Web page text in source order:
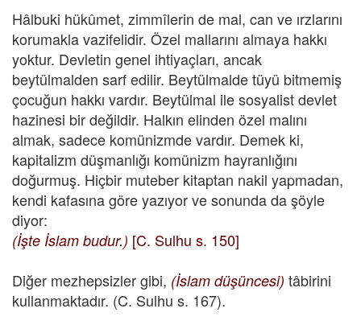
Hâlbuki hükûmet, zimmîlerin de mal, can ve ırzlarını
korumakla vazifelidir. Özel mallarını almaya hakkı
yoktur. Devletin genel ihtiyaçları, ancak
beytülmalden sarf edilir. Beytülmalde tüyü bitmemiş
çocuğun hakkı vardır. Beytülmal ile sosyalist devlet
hazinesi bir değildir. Halkın elinden özel malını
almak, sadece komünizmde vardır. Demek ki,
kapitalizm düşmanlığı komünizm hayranlığını
doğurmuş. Hiçbir muteber kitaptan nakil yapmadan,
kendi kafasına göre yazıyor ve sonunda da şöyle
diyor:
(İşte İslam budur.) [C. Sulhu s. 150]
Diğer mezhepsizler gibi, (İslam düşüncesi) tâbirini
kullanmaktadır. (C. Sulhu s. 167).